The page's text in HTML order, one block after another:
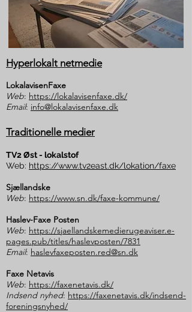
Hyperlokalt netmedie
LokalavisenFaxe
Web: https://lokalavisenfaxe.dk/
Email: info@lokalavisenfaxe.dk
Traditionelle medier
TV2 Øst - lokalstof
Web: https://www.tv2east.dk/lokation/faxe
Sjællandske
Web: https://www.sn.dk/faxe-kommune/
Haslev-Faxe Posten
Web: https://sjaellandskemedierugeaviser.e-
pages.pub/titles/haslevposten/7831
Email: haslevfaxeposten.red@sn.dk
Faxe Netavis
Web: https://faxenetavis.dk/
Indsend nyhed: https://faxenetavis.dk/indsend-
foreningsnyhed/